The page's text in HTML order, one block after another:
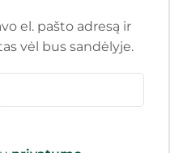
el. pašto adresą ir
vėl bus sandėlyje.